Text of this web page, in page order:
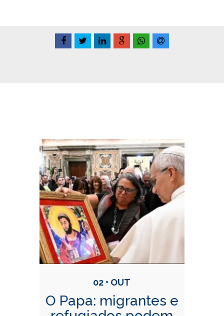
Conteúdo Relacionadas
02 • OUT
O Papa: migrantes e